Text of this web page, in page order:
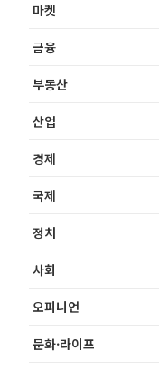
마켓
금융
부동산
산업
경제
국제
정치
사회
오피니언
문화·라이프